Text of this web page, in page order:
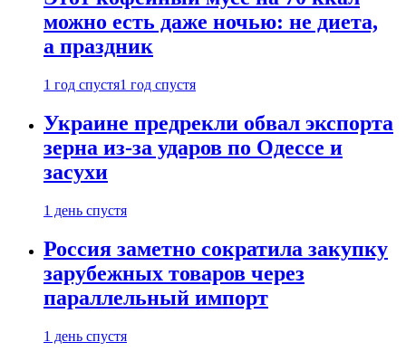
можно есть даже ночью: не диета,
а праздник
1 год спустя1 год спустя
Украине предрекли обвал экспорта
зерна из-за ударов по Одессе и
засухи
1 день спустя
Россия заметно сократила закупку
зарубежных товаров через
параллельный импорт
1 день спустя